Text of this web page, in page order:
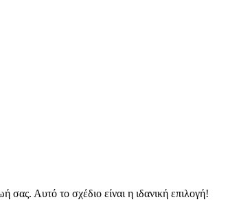
σας. Αυτό το σχέδιο είναι η ιδανική επιλογή!